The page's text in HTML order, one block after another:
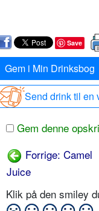
Save
Gem i Min Drinksbog
Send drink til en
Gem denne
Forrige: Camel
Juice
Klik på den smiley